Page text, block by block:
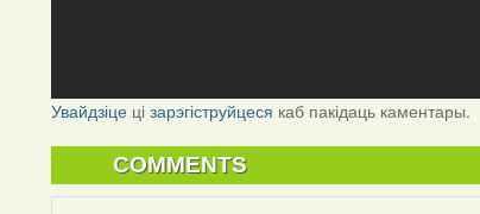
Увайдзіце цізарэгіструйцеся каб пакідаць каментары.
COMMENTS